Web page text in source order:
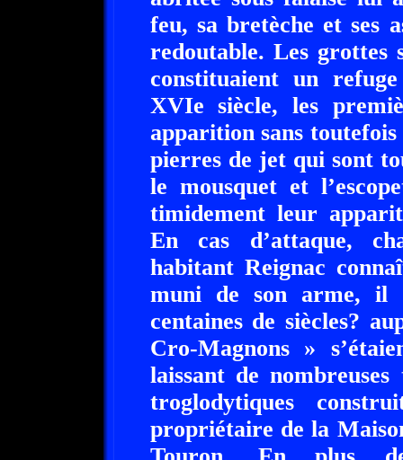
feu, sa bretèche et ses
redoutable. Les grottes
constituaient un
XVIe siècle, les
apparition sans
pierres de jet qui sont
le mousquet et
timidement leur
En cas d’attaque,
habitant Reignac
muni de son arme, il
centaines de siècles?
Cro-Magnons »
laissant de
troglodytiques
propriétaire de la